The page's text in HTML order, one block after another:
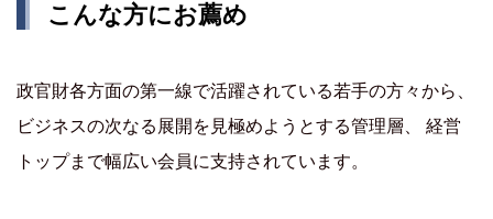
こんな方にお薦め
政官財各方面の第一線で活躍されている若手の方々から、
ビジネスの次なる展開を見極めようとする管理層、 経営
トップまで幅広い会員に支持されています。